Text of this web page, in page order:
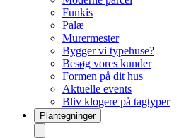
Funkis
Palæ
Murermester
Bygger vi typehuse?
Besøg vores kunder
Formen på dit hus
Aktuelle events
Bliv klogere på tagtyper
Plantegninger